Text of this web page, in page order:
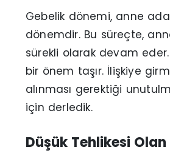
Gebelik dönemi, anne
dönemdir. Bu süreçte,
sürekli olarak devam
bir önem taşır. İlişkiye
alınması gerektiği
için derledik.
Düşük Tehlikesi